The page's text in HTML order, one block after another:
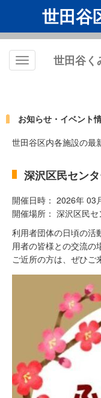
世田谷
Toggle
世田谷く
お知らせ・イベント
世田谷区内各施設の最
深沢区民セン
開催日時： 2026年 03
開催場所： 深沢区民セ
利用者団体の日頃の活
用者の皆様との交流の
ご近所の方は、ぜひご